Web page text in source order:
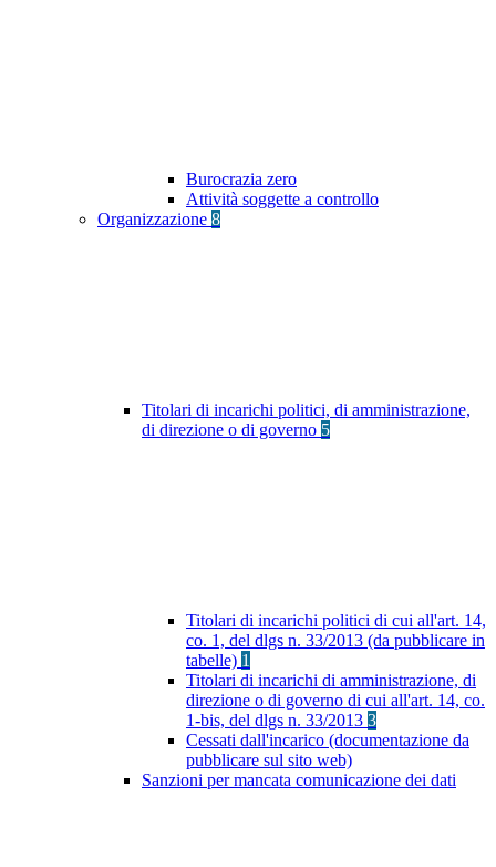
Burocrazia zero
Attività soggette a controllo
Organizzazione 8
Titolari di incarichi politici, di amministrazione,
di direzione o di governo 5
Titolari di incarichi politici di cui all'art. 14,
co. 1, del dlgs n. 33/2013 (da pubblicare in
tabelle) 1
Titolari di incarichi di amministrazione, di
direzione o di governo di cui all'art. 14, co.
1-bis, del dlgs n. 33/2013 3
Cessati dall'incarico (documentazione da
pubblicare sul sito web)
Sanzioni per mancata comunicazione dei dati